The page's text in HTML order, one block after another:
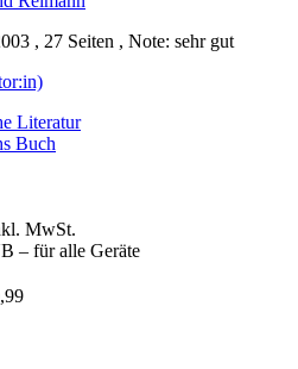
, 27 Seiten , Note: sehr gut
Literatur
Buch
MwSt.
– für alle Geräte